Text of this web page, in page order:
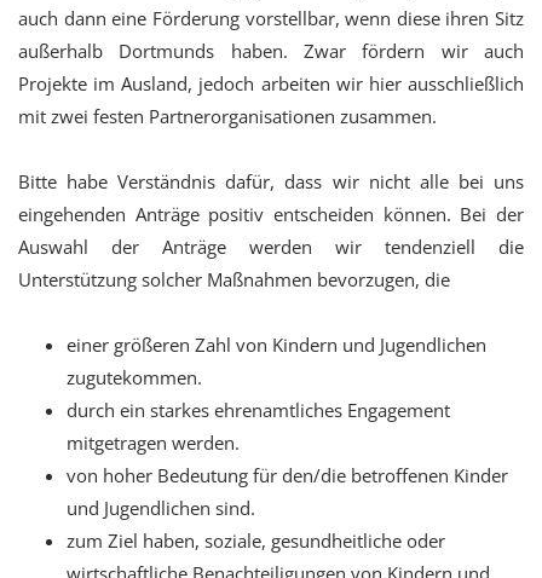
auch dann eine Förderung vorstellbar, wenn diese ihren Sitz
außerhalb Dortmunds haben. Zwar fördern wir auch
Projekte im Ausland, jedoch arbeiten wir hier ausschließlich
mit zwei festen Partnerorganisationen zusammen.
Bitte habe Verständnis dafür, dass wir nicht alle bei uns
eingehenden Anträge positiv entscheiden können. Bei der
Auswahl der Anträge werden wir tendenziell die
Unterstützung solcher Maßnahmen bevorzugen, die
einer größeren Zahl von Kindern und Jugendlichen
zugutekommen.
durch ein starkes ehrenamtliches Engagement
mitgetragen werden.
von hoher Bedeutung für den/die betroffenen Kinder
und Jugendlichen sind.
zum Ziel haben, soziale, gesundheitliche oder
wirtschaftliche Benachteiligungen von Kindern und